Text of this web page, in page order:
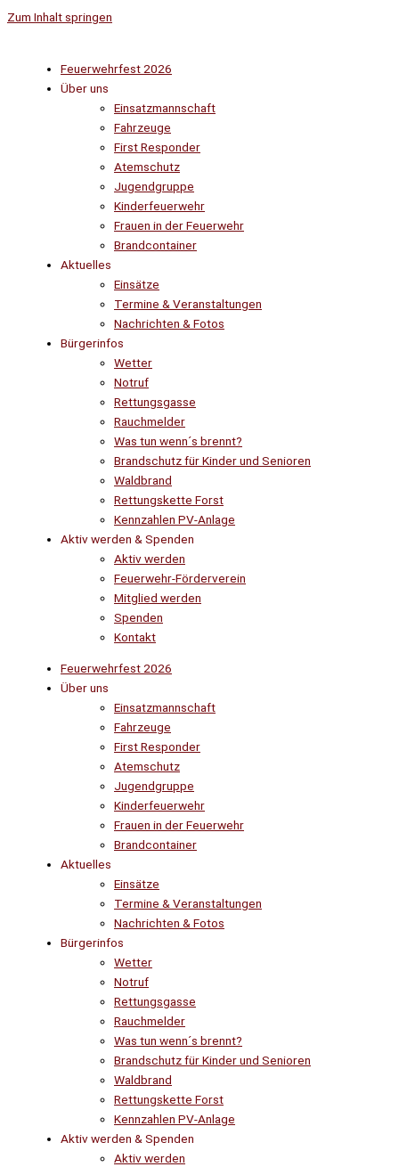
Zum Inhalt springen
Feuerwehrfest 2026
Über uns
Einsatzmannschaft
Fahrzeuge
First Responder
Atemschutz
Jugendgruppe
Kinderfeuerwehr
Frauen in der Feuerwehr
Brandcontainer
Aktuelles
Einsätze
Termine & Veranstaltungen
Nachrichten & Fotos
Bürgerinfos
Wetter
Notruf
Rettungsgasse
Rauchmelder
Was tun wenn´s brennt?
Brandschutz für Kinder und Senioren
Waldbrand
Rettungskette Forst
Kennzahlen PV-Anlage
Aktiv werden & Spenden
Aktiv werden
Feuerwehr-Förderverein
Mitglied werden
Spenden
Kontakt
Feuerwehrfest 2026
Über uns
Einsatzmannschaft
Fahrzeuge
First Responder
Atemschutz
Jugendgruppe
Kinderfeuerwehr
Frauen in der Feuerwehr
Brandcontainer
Aktuelles
Einsätze
Termine & Veranstaltungen
Nachrichten & Fotos
Bürgerinfos
Wetter
Notruf
Rettungsgasse
Rauchmelder
Was tun wenn´s brennt?
Brandschutz für Kinder und Senioren
Waldbrand
Rettungskette Forst
Kennzahlen PV-Anlage
Aktiv werden & Spenden
Aktiv werden